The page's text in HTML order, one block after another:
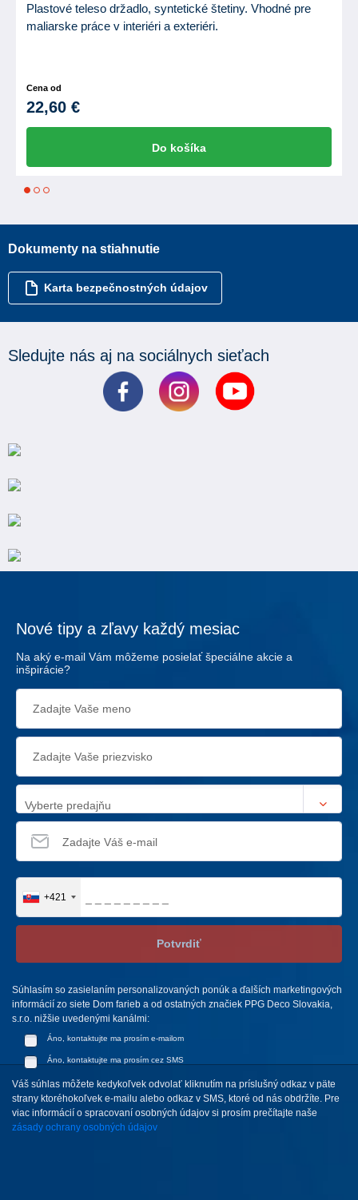
Plastové teleso držadlo, syntetické štetiny. Vhodné pre
maliarske práce v interiéri a exteriéri.
Cena od
22,60 €
Do košíka
1 2
Dokumenty na stiahnutie
Karta bezpečnostných údajov
Sledujte nás aj na sociálnych sieťach
Nové tipy a zľavy každý mesiac
Na aký e-mail Vám môžeme posielať špeciálne akcie a
inšpirácie?
Vyberte predajňu
+421
Potvrdiť
Súhlasím so zasielaním personalizovaných ponúk a ďalších marketingových
informácií zo siete Dom farieb a od ostatných značiek PPG Deco Slovakia,
s.r.o. nižšie uvedenými kanálmi:
Áno, kontaktujte ma prosím e-mailom
Áno, kontaktujte ma prosím cez SMS
Váš súhlas môžete kedykoľvek odvolať kliknutím na príslušný odkaz v päte
strany ktoréhokoľvek e-mailu alebo odkaz v SMS, ktoré od nás obdržíte. Pre
viac informácií o spracovaní osobných údajov si prosím prečítajte naše
zásady ochrany osobných údajov